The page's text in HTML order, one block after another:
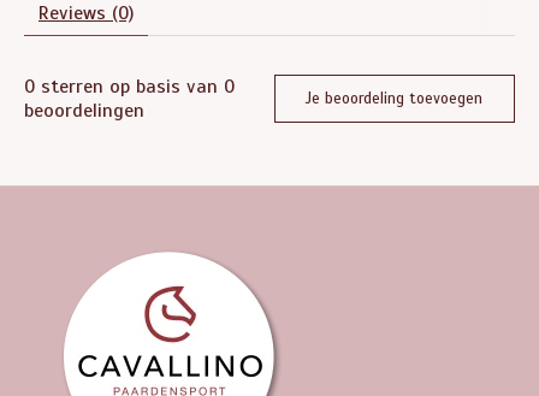
Reviews (0)
0 sterren op basis van 0
beoordelingen
Je beoordeling toevoegen